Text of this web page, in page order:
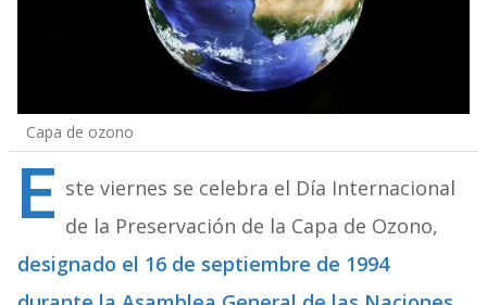
Capa de ozono
E ste viernes se celebra el Día Internacional
de la Preservación de la Capa de Ozono,
designado el 16 de septiembre de 1994